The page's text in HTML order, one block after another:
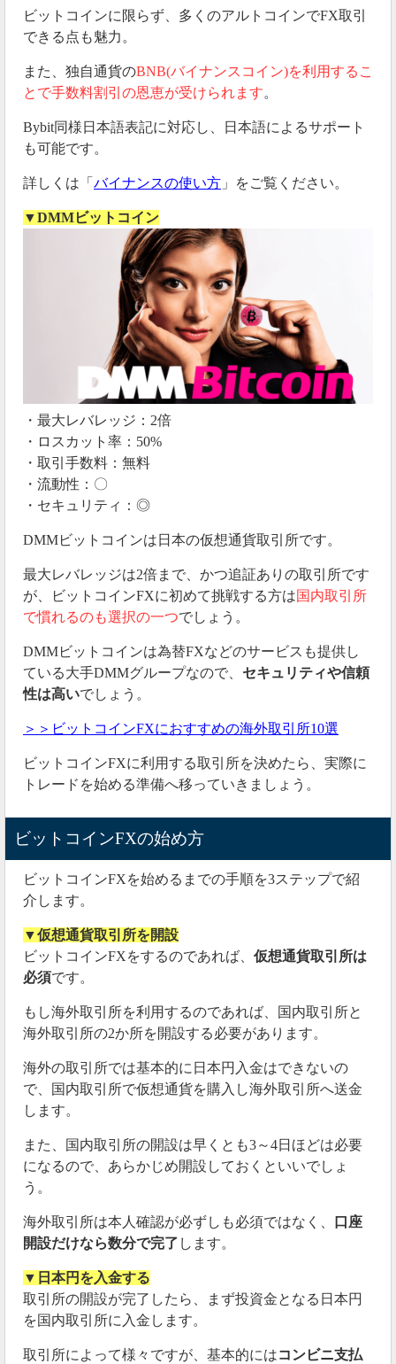
ビットコインに限らず、多くのアルトコインでFX取引
できる点も魅力。
また、独自通貨のBNB(バイナンスコイン)を利用するこ
とで手数料割引の恩恵が受けられます。
Bybit同様日本語表記に対応し、日本語によるサポート
も可能です。
詳しくは「 バイナンスの使い方 」をご覧ください。
▼DMMビットコイン
・最大レバレッジ：2倍
・ロスカット率：50%
・取引手数料：無料
・流動性：〇
・セキュリティ：◎
DMMビットコインは日本の仮想通貨取引所です。
最大レバレッジは2倍まで、かつ追証ありの取引所です
が、ビットコインFXに初めて挑戦する方は 国内取引所
で慣れるのも選択の一つでしょう。
DMMビットコインは為替FXなどのサービスも提供し
ている大手DMMグループなので、 セキュリティや信頼
性は高いでしょう。
＞＞ビットコインFXにおすすめの海外取引所10選
ビットコインFXに利用する取引所を決めたら、実際に
トレードを始める準備へ移っていきましょう。
ビットコインFXの始め方
ビットコインFXを始めるまでの手順を3ステップで紹
介します。
▼仮想通貨取引所を開設
ビットコインFXをするのであれば、 仮想通貨取引所は
必須です。
もし海外取引所を利用するのであれば、国内取引所と
海外取引所の2か所を開設する必要があります。
海外の取引所では基本的に日本円入金はできないの
で、国内取引所で仮想通貨を購入し海外取引所へ送金
します。
また、国内取引所の開設は早くとも3～4日ほどは必要
になるので、あらかじめ開設しておくといいでしょ
う。
海外取引所は本人確認が必ずしも必須ではなく、
口座
開設だけなら数分で完了 します。
▼日本円を入金する
取引所の開設が完了したら、まず投資金となる日本円
を国内取引所に入金します。
取引所によって様々ですが、基本的にはコンビニ支払